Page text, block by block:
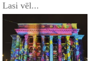
Lasi vēl...